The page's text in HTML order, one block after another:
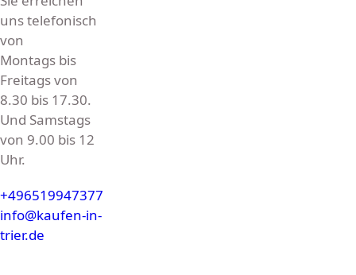
uns telefonisch
von
Montags bis
Freitags von
8.30 bis 17.30.
Und Samstags
von 9.00 bis 12
Uhr.
+496519947377
info@kaufen-in-
trier.de